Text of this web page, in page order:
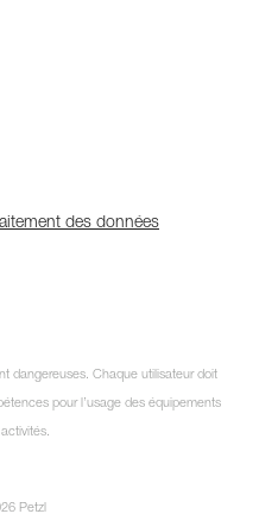
des données
dangereuses. Chaque utilisateur doit
pour l’usage des équipements
Petzl